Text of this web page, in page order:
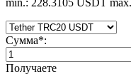
Сумма*:
Получаете